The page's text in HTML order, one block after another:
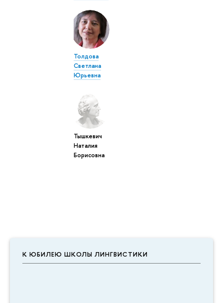
К ЮБИЛЕЮ ШКОЛЫ ЛИНГВИСТИКИ
Толдова
Светлана
Юрьевна
Тышкевич
Наталия
Борисовна